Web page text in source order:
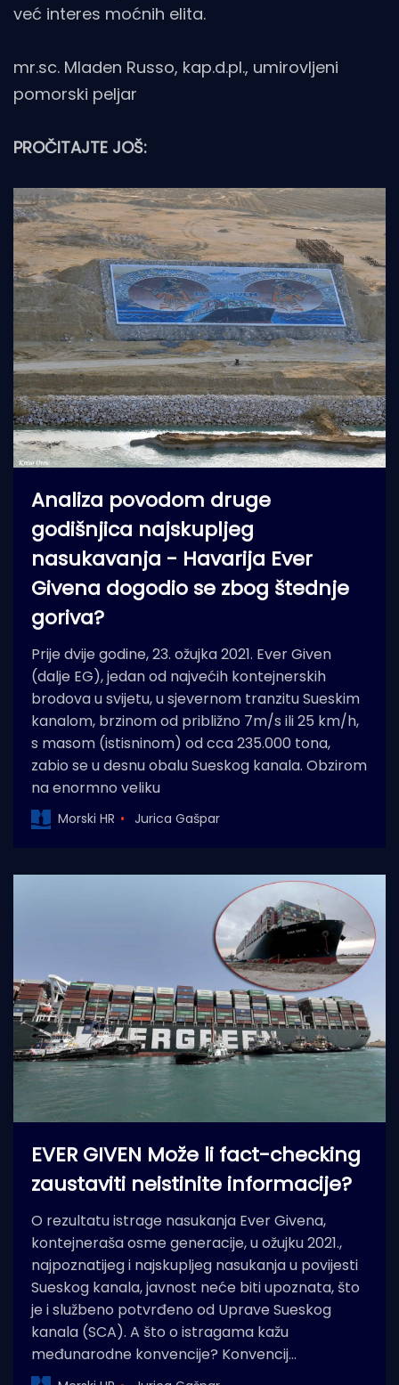
već interes moćnih elita.
mr.sc. Mladen Russo, kap.d.pl., umirovljeni
pomorski peljar
PROČITAJTE JOŠ:
Analiza povodom druge
godišnjica najskupljeg
nasukavanja - Havarija Ever
Givena dogodio se zbog štednje
goriva?
Prije dvije godine, 23. ožujka 2021. Ever Given
(dalje EG), jedan od najvećih kontejnerskih
brodova u svijetu, u sjevernom tranzitu Sueskim
kanalom, brzinom od približno 7m/s ili 25 km/h,
s masom (istisninom) od cca 235.000 tona,
zabio se u desnu obalu Sueskog kanala. Obzirom
na enormno veliku
Morski HR Jurica Gašpar
EVER GIVEN Može li fact-checking
zaustaviti neistinite informacije?
O rezultatu istrage nasukanja Ever Givena,
kontejneraša osme generacije, u ožujku 2021.,
najpoznatijeg i najskupljeg nasukanja u povijesti
Sueskog kanala, javnost neće biti upoznata, što
je i službeno potvrđeno od Uprave Sueskog
kanala (SCA). A što o istragama kažu
međunarodne konvencije? Konvencij…